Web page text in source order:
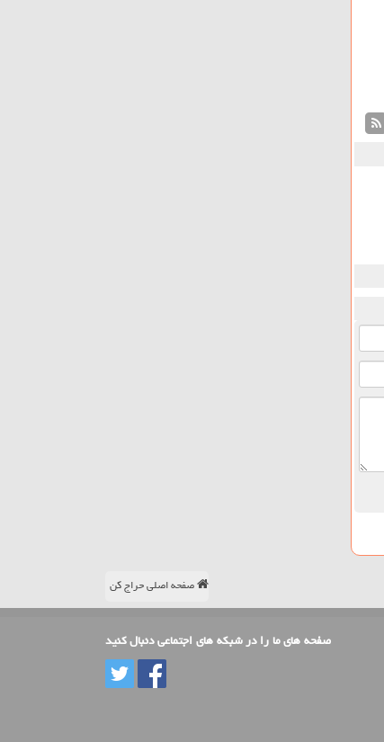
صفحه اصلی حراج کن
صفحه های ما را در شبکه های اجتماعی دنبال کنید